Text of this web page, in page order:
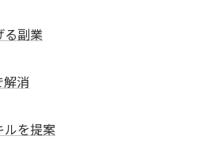
る副業
消
ルを提案